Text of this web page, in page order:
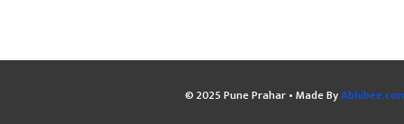
© 2025 Pune Prahar • Made By